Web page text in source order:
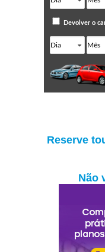
Reserve
Não